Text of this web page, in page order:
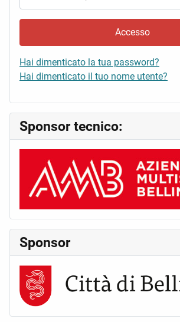
Accesso
Hai dimenticato la tua password?
Hai dimenticato il tuo nome utente?
Sponsor tecnico:
Sponsor